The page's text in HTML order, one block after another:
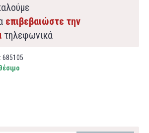
επιβεβαιώστε την
τηλεφωνικά
685105